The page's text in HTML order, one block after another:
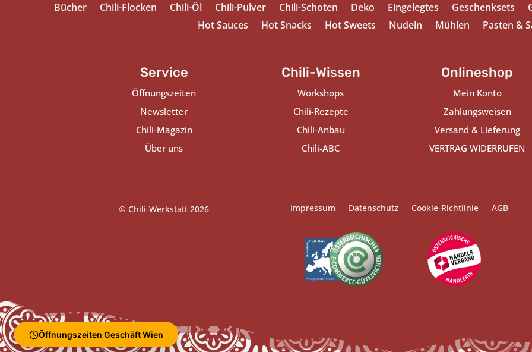
Bücher Chili-Flocken Chili-Öl Chili-Pulver Chili-Schoten Deko Eingelegtes Geschenksets
Hot Sauces
Hot Snacks Hot Sweets Nudeln Mühlen Pasten &
Service
Öffnungszeiten
Newsletter
Chili-Magazin
Über uns
Chili-Wissen
Workshops
Chili-Rezepte
Chili-Anbau
Chili-ABC
Onlineshop
Mein Konto
Zahlungsweisen
Versand & Lieferung
VERTRAG WIDERRUFEN
© Chili-Werkstatt 2026 Impressum Datenschutz Cookie-Richtlinie AGB
Öffnungszeiten Geschäft Wien